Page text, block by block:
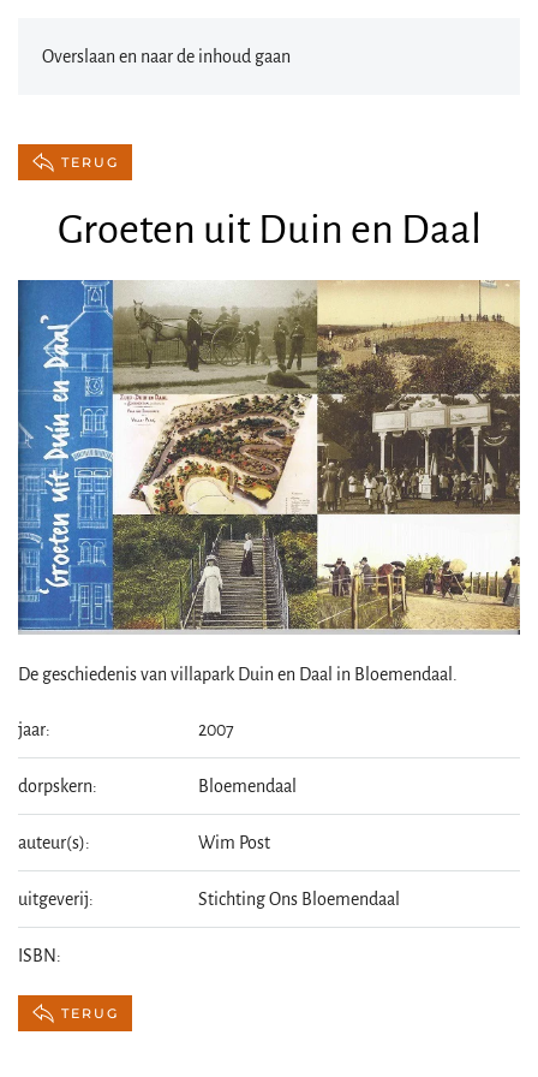
Overslaan en naar de inhoud gaan
TERUG
Groeten uit Duin en Daal
De geschiedenis van villapark Duin en Daal in Bloemendaal.
jaar: 2007
dorpskern: Bloemendaal
auteur(s): Wim Post
uitgeverij: Stichting Ons Bloemendaal
ISBN:
TERUG